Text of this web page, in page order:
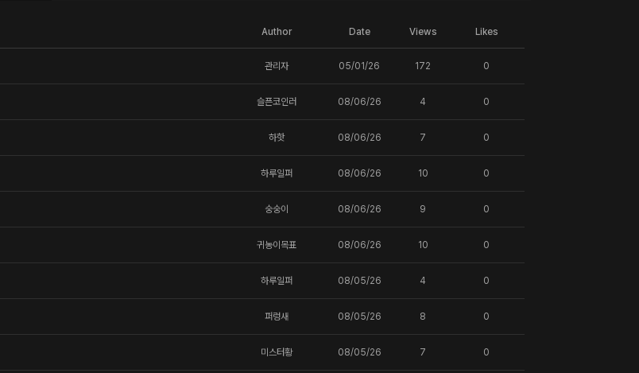
Author Date Views Likes
관리자 05/01/26 172 0
슬픈코인러 08/06/26 4 0
하핫 08/06/26 7 0
하루일퍼 08/06/26 10 0
숭숭이 08/06/26 9 0
귀농이목표 08/06/26 10 0
하루일퍼 08/05/26 4 0
퍼렁새 08/05/26 8 0
미스터황 08/05/26 7 0